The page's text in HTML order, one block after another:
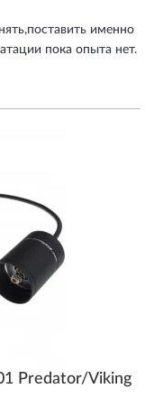
именно
пока опыта нет.
Predator/Viking